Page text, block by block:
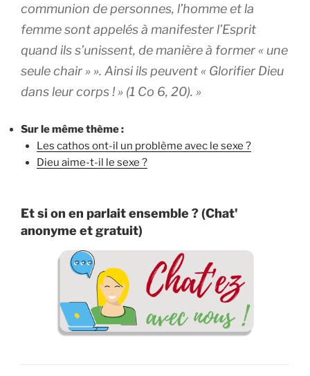
communion de personnes, l’homme et la
femme sont appelés à manifester l’Esprit
quand ils s’unissent, de manière à former « une
seule chair » ». Ainsi ils peuvent « Glorifier Dieu
dans leur corps ! » (1 Co 6, 20). »
Sur le même thème :
Les cathos ont-il un problème avec le sexe ?
Dieu aime-t-il le sexe ?
Et si on en parlait ensemble ? (Chat'
anonyme et gratuit)